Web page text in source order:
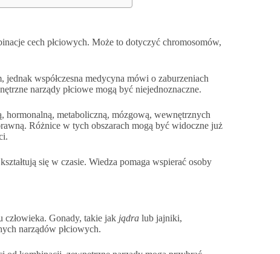
cech płciowych. Może to dotyczyć chromosomów,
jednak współczesna medycyna mówi o zaburzeniach
narządy płciowe mogą być niejednoznaczne.
hormonalną, metaboliczną, mózgową, wewnętrznych
Różnice w tych obszarach mogą być widoczne już
się w czasie. Wiedza pomaga wspierać osoby
Gonady, takie jak jądra lub jajniki,
narządów płciowych.